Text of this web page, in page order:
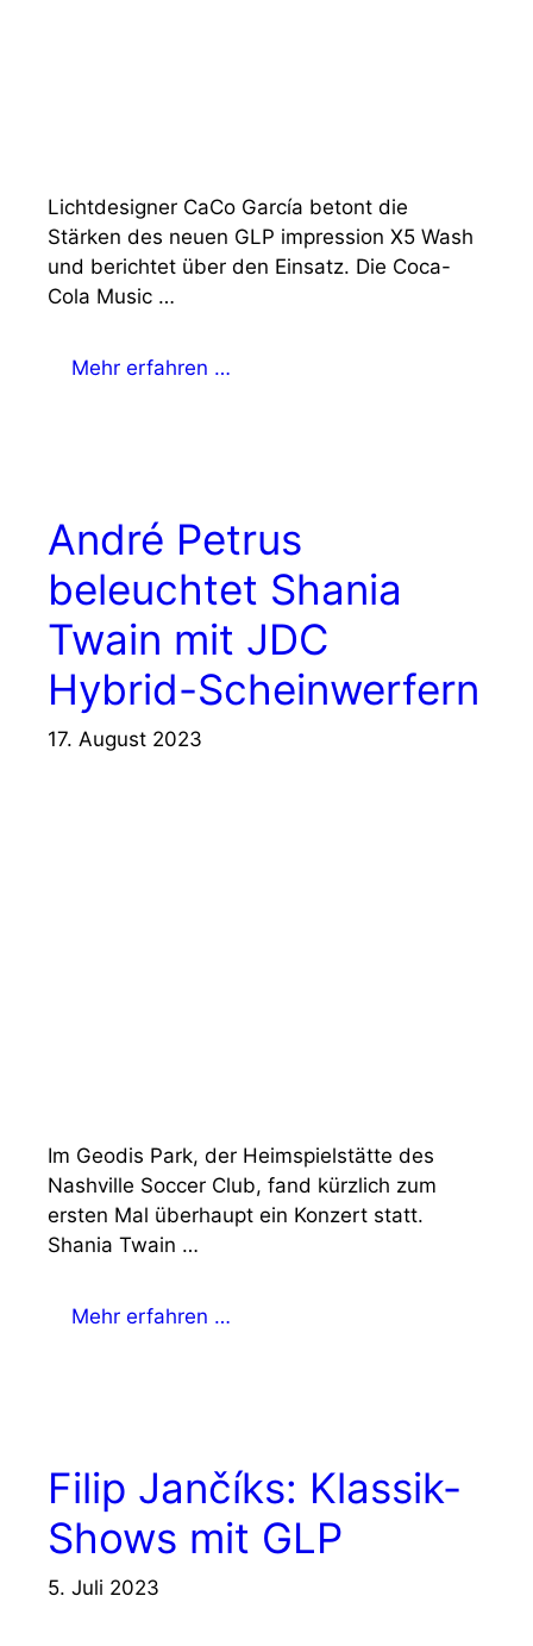
Lichtdesigner CaCo García betont die
Stärken des neuen GLP impression X5 Wash
und berichtet über den Einsatz. Die Coca-
Cola Music …
Mehr erfahren …
André Petrus
beleuchtet Shania
Twain mit JDC
Hybrid-Scheinwerfern
17. August 2023
Im Geodis Park, der Heimspielstätte des
Nashville Soccer Club, fand kürzlich zum
ersten Mal überhaupt ein Konzert statt.
Shania Twain …
Mehr erfahren …
Filip Jančíks: Klassik-
Shows mit GLP
5. Juli 2023